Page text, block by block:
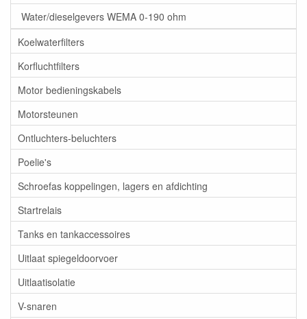
Water/dieselgevers WEMA 0-190 ohm
Koelwaterfilters
Korfluchtfilters
Motor bedieningskabels
Motorsteunen
Ontluchters-beluchters
Poelie's
Schroefas koppelingen, lagers en afdichting
Startrelais
Tanks en tankaccessoires
Uitlaat spiegeldoorvoer
Uitlaatisolatie
V-snaren